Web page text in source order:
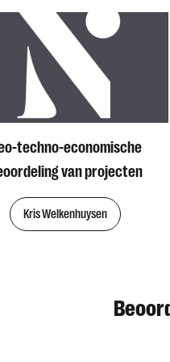
techno-economische
van projecten
Kris Welkenhuysen